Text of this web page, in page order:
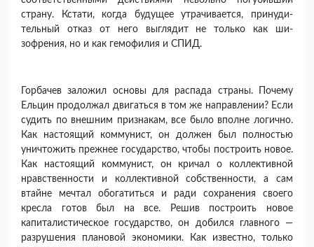
страну. Кстати, когда будущее утрачивается, принуди­
тельный отказ от него выглядит не только как ши­
зофрения, но и как гемофилия и СПИД.
Горбачев заложил основы для распада страны. Почему
Ельцин продолжал двигаться в том же на­правлении? Если
судить по внешним признакам, все было вполне логично.
Как настоящий комму­нист, он должен был полностью
уничтожить преж­нее государство, чтобы построить новое.
Как на­стоящий коммунист, он кричал о коллективной
нравственности и коллективной собственности, а сам
втайне мечтал обогатиться и ради сохранения своего
кресла готов был на все. Решив построить новое
капиталистическое государство, он добился главного —
разрушения плановой экономики. Как известно, только